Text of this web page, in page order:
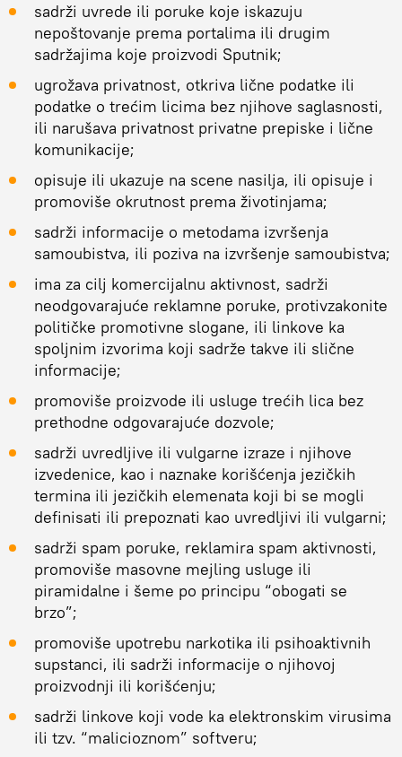
sadrži uvrede ili poruke koje iskazuju
nepoštovanje prema portalima ili drugim
sadržajima koje proizvodi Sputnik;
ugrožava privatnost, otkriva lične podatke ili
podatke o trećim licima bez njihove saglasnosti,
ili narušava privatnost privatne prepiske i lične
komunikacije;
opisuje ili ukazuje na scene nasilja, ili opisuje i
promoviše okrutnost prema životinjama;
sadrži informacije o metodama izvršenja
samoubistva, ili poziva na izvršenje samoubistva;
ima za cilj komercijalnu aktivnost, sadrži
neodgovarajuće reklamne poruke, protivzakonite
političke promotivne slogane, ili linkove ka
spoljnim izvorima koji sadrže takve ili slične
informacije;
promoviše proizvode ili usluge trećih lica bez
prethodne odgovarajuće dozvole;
sadrži uvredljive ili vulgarne izraze i njihove
izvedenice, kao i naznake korišćenja jezičkih
termina ili jezičkih elemenata koji bi se mogli
definisati ili prepoznati kao uvredljivi ili vulgarni;
sadrži spam poruke, reklamira spam aktivnosti,
promoviše masovne mejling usluge ili
piramidalne i šeme po principu “obogati se
brzo”;
promoviše upotrebu narkotika ili psihoaktivnih
supstanci, ili sadrži informacije o njihovoj
proizvodnji ili korišćenju;
sadrži linkove koji vode ka elektronskim virusima
ili tzv. “malicioznom” softveru;